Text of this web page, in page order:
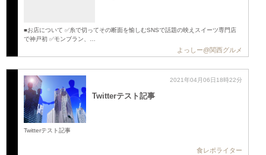
■お店について ✅糸で切ってその断面を愉しむSNSで話題の映えスイーツ専門店
で神戸初 ✅モンブラン、…
よっしー@関西グルメ
2021年04月06日18時22分
Twitterテスト記事
Twitterテスト記事
食レポライター